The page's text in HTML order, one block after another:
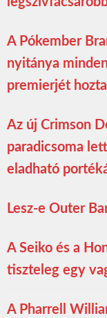
A Pókember
nyitánya
premierjét hozta
Az új Crimson
paradicsoma
eladható
Lesz-e Outer
A Seiko és a
tiszteleg egy
A Pharrell